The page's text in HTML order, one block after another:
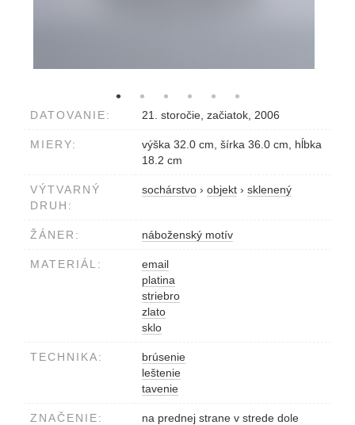
DATOVANIE: 21. storočie, začiatok, 2006
MIERY:
výška 32.0 cm, šírka 36.0 cm, hĺbka
18.2 cm
VÝTVARNÝ
DRUH:
sochárstvo › objekt › sklenený
ŽÁNER: náboženský motív
MATERIÁL:
email
platina
striebro
zlato
sklo
TECHNIKA:
brúsenie
leštenie
tavenie
ZNAČENIE:
na prednej strane v strede dole